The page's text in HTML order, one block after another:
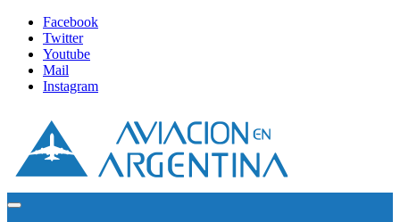
Facebook
Twitter
Youtube
Mail
Instagram